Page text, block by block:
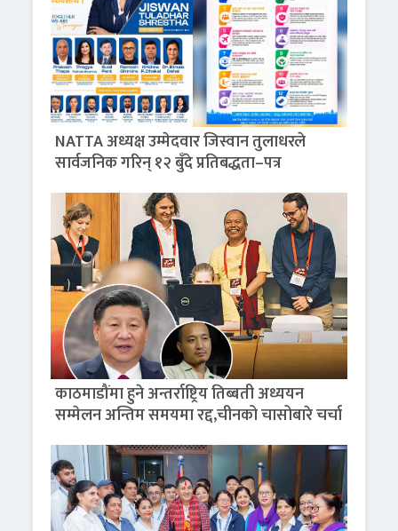
NATTA अध्यक्ष उम्मेदवार जिस्वान तुलाधरले
सार्वजनिक गरिन् १२ बुँदे प्रतिबद्धता–पत्र
काठमाडौंमा हुने अन्तर्राष्ट्रिय तिब्बती अध्ययन
सम्मेलन अन्तिम समयमा रद्द,चीनको चासोबारे चर्चा